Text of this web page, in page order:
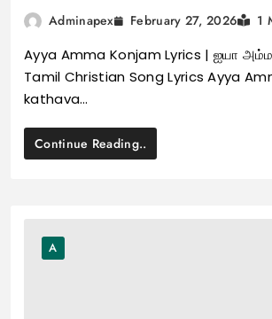
Adminapex February 27, 2026 1
Ayya Amma Konjam Lyrics | ஐயா
Tamil Christian Song Lyrics Ayya
kathava…
Continue Reading..
A